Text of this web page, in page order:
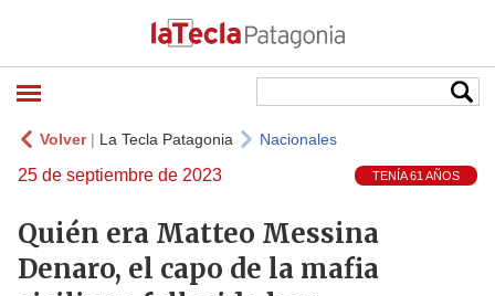
Volver| La Tecla Patagonia Nacionales
25 de septiembre de 2023 TENÍA 61 AÑOS
Quién era Matteo Messina
Denaro, el capo de la mafia